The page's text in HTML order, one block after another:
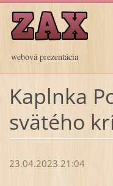
webová prezentácia
Kaplnka
svätého
23.04.2023 21:04